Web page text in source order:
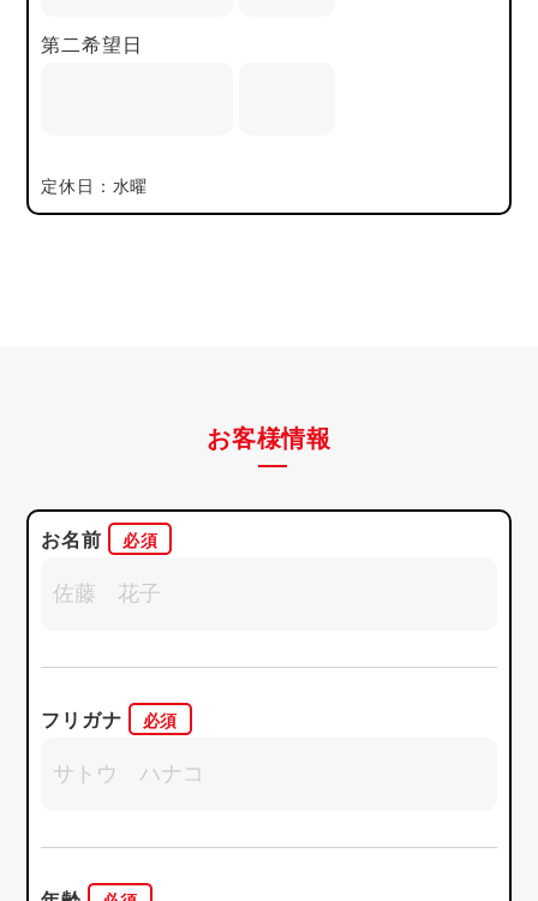
第二希望日
定休日：水曜
お客様情報
お名前
フリガナ